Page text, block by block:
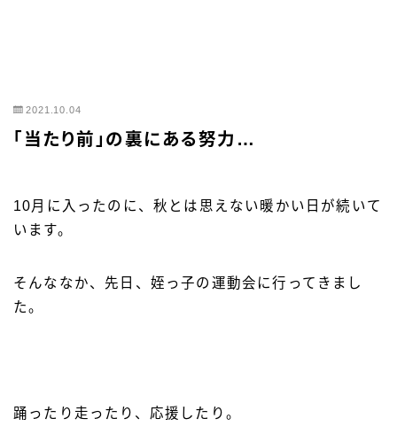
2021.10.04
「当たり前」の裏にある努力…
10月に入ったのに、秋とは思えない暖かい日が続いて
います。
そんななか、先日、姪っ子の運動会に行ってきまし
た。
踊ったり走ったり、応援したり。